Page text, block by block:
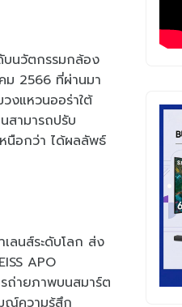
บนวัตกรรมกล้อง
ม 2566 ที่ผ่านมา
งแหวนออร่าใต้
สามารถปรับ
นือกว่า ได้ผลลัพธ์
ลนส์ระดับโลก ส่ง
APO
ถ่ายภาพบนสมาร์ต
ณ์ความรู้สึก